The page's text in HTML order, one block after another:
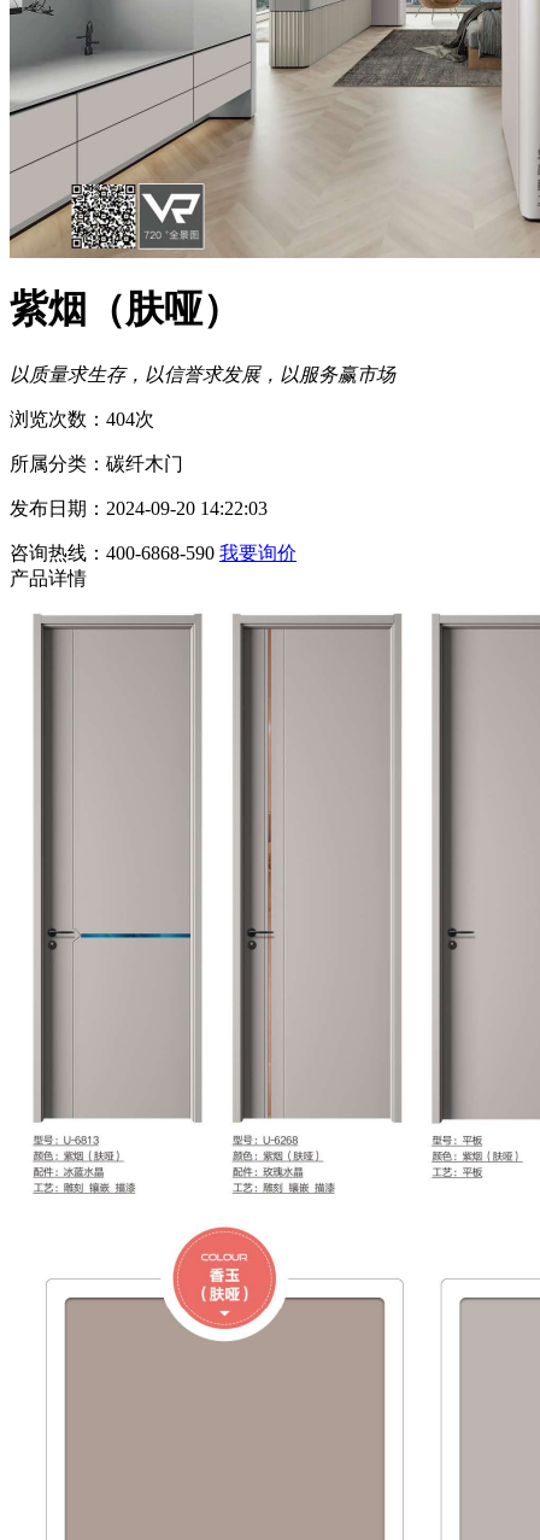
紫烟（肤哑）
以质量求生存，以信誉求发展，以服务赢市场
浏览次数：404次
所属分类：碳纤木门
发布日期：2024-09-20 14:22:03
咨询热线：400-6868-590 我要询价
产品详情